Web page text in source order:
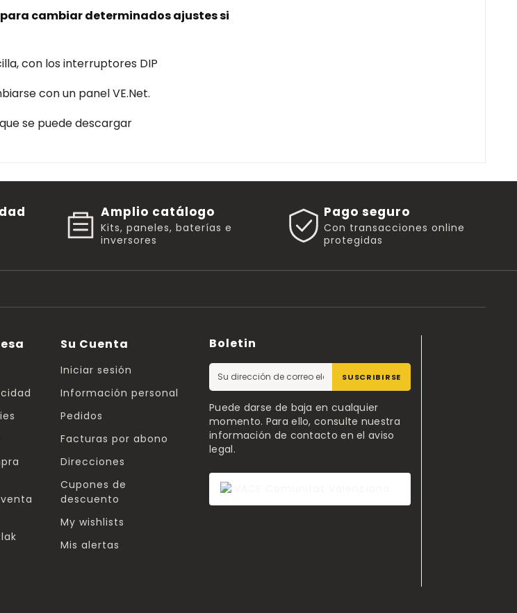
cambiar determinados ajustes si
con los interruptores DIP
con un panel VE.Net.
se puede descargar
Amplio catálogo
Kits, paneles, baterías e
inversores
Pago seguro
Con transacciones online
protegidas
Su Cuenta
Iniciar sesión
Información personal
Pedidos
Facturas por abono
Direcciones
Cupones de
descuento
My wishlists
Mis alertas
Boletin
SUSCRIBIRSE
Puede darse de baja en cualquier
momento. Para ello, consulte nuestra
información de contacto en el aviso
legal.